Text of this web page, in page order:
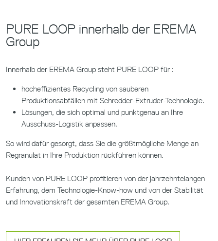
PURE LOOP innerhalb der EREMA
Group
Innerhalb der EREMA Group steht PURE LOOP für :
hocheffizientes Recycling von sauberen
Produktionsabfällen mit Schredder-Extruder-Technologie.
Lösungen, die sich optimal und punktgenau an Ihre
Ausschuss-Logistik anpassen.
So wird dafür gesorgt, dass Sie die größtmögliche Menge an
Regranulat in Ihre Produktion rückführen können.
Kunden von PURE LOOP profitieren von der jahrzehntelangen
Erfahrung, dem Technologie-Know-how und von der Stabilität
und Innovationskraft der gesamten EREMA Group.